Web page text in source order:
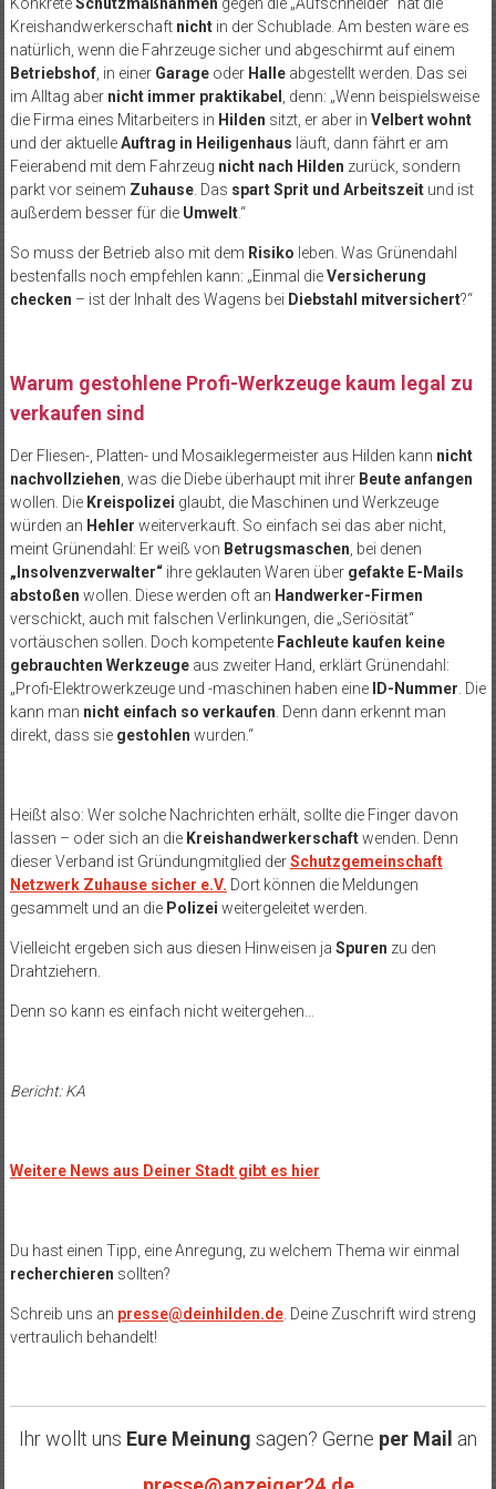
Kreishandwerkerschaft nichtin der Schublade. Am besten wäre es
natürlich, wenn die Fahrzeuge sicher und abgeschirmt auf einem
Betriebshof, in einer Garageoder Halleabgestellt werden. Das sei
im Alltag aber nicht immer praktikabel , denn: „Wenn beispielsweise
die Firma eines Mitarbeiters in Hilden sitzt, er aber in Velbert wohnt
und der aktuelleAuftrag in Heiligenhaus läuft, dann fährt er am
Feierabend mit dem Fahrzeug nicht nach Hilden zurück, sondern
parkt vor seinem Zuhause. Das spart Sprit und Arbeitszeitund ist
außerdem besser für die Umwelt.“
So muss der Betrieb also mit dem Risiko leben. Was Grünendahl
bestenfalls noch empfehlen kann: „Einmal dieVersicherung
checken – ist der Inhalt des Wagens bei Diebstahl mitversichert?“
Warum gestohlene Profi-Werkzeuge kaum legal zu
verkaufen sind
Der Fliesen-, Platten- und Mosaiklegermeister aus Hilden kann nicht
nachvollziehen , was die Diebe überhaupt mit ihrer Beute anfangen
wollen. Die Kreispolizei glaubt, die Maschinen und Werkzeuge
würden an Hehler weiterverkauft. So einfach sei das aber nicht,
meint Grünendahl: Er weiß von Betrugsmaschen , bei denen
„Insolvenzverwalter“ihre geklauten Waren über gefakte E-Mails
abstoßen wollen. Diese werden oft an Handwerker-Firmen
verschickt, auch mit falschen Verlinkungen, die „Seriösität“
vortäuschen sollen. Doch kompetente Fachleute kaufen keine
gebrauchten Werkzeugeaus zweiter Hand, erklärt Grünendahl:
„Profi-Elektrowerkzeuge und -maschinen haben eine ID-Nummer . Die
kann man nicht einfach so verkaufen . Denn dann erkennt man
direkt, dass sie gestohlen wurden.“
Heißt also: Wer solche Nachrichten erhält, sollte die Finger davon
lassen – oder sich an die Kreishandwerkerschaftwenden. Denn
dieser Verband ist Gründungmitglied derSchutzgemeinschaft
Netzwerk Zuhause sicher e.V. Dort können die Meldungen
gesammelt und an die Polizei weitergeleitet werden.
Vielleicht ergeben sich aus diesen Hinweisen ja Spuren zu den
Drahtziehern.
Denn so kann es einfach nicht weitergehen…
Bericht: KA
Weitere News aus Deiner Stadt gibt es hier
Du hast einen Tipp, eine Anregung, zu welchem Thema wir einmal
recherchieren sollten?
Schreib uns an presse@deinhilden.de. Deine Zuschrift wird streng
vertraulich behandelt!
Ihr wollt uns Eure Meinung sagen? Gerne per Mail an